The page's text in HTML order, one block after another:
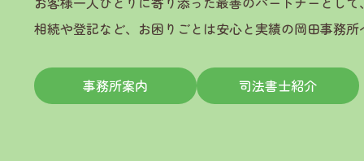
相続や登記など、お困りごとは安心と実績の岡田事務
事務所案内 司法書士紹介